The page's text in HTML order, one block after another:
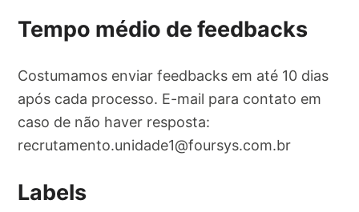
Tempo médio de feedbacks
Costumamos enviar feedbacks em até 10 dias
após cada processo. E-mail para contato em
caso de não haver resposta:
recrutamento.unidade1@foursys.com.br
Labels